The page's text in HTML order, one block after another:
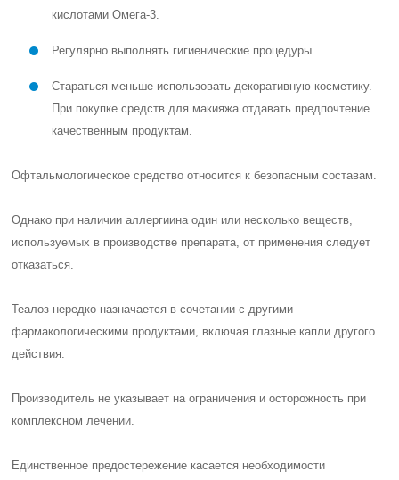
кислотами Омега-3.
Регулярно выполнять гигиенические процедуры.
Стараться меньше использовать декоративную косметику.
При покупке средств для макияжа отдавать предпочтение
качественным продуктам.
Офтальмологическое средство относится к безопасным составам.
Однако при наличииаллергиина один или несколько веществ,
используемых в производстве препарата, от применения следует
отказаться.
Теалоз нередко назначается в сочетании с другими
фармакологическими продуктами, включая глазные капли другого
действия.
Производитель не указывает на ограничения и осторожность при
комплексном лечении.
Единственное предостережение касается необходимости